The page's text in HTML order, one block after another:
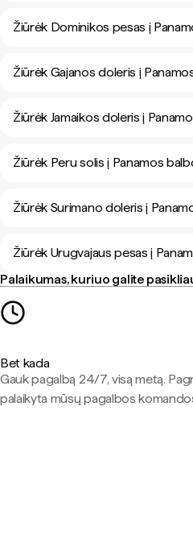
Žiūrėk Dominikos pesas į
Žiūrėk Gajanos doleris į
Žiūrėk Jamaikos doleris į
Žiūrėk Peru solis į Panamos
Žiūrėk Surimano doleris į
Žiūrėk Urugvajaus pesas į
Palaikumas, kuriuo galite
Bet kada
Gauk pagalbą 24/7, visą metą.
palaikyta mūsų pagalbos